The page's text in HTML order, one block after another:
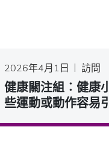
2026年4月1日 訪問
健康關注組︰健康
些運動或動作容易